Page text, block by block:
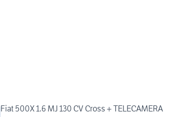
Fiat 500X 1.6 MJ 130 CV Cross + TELECAMERA